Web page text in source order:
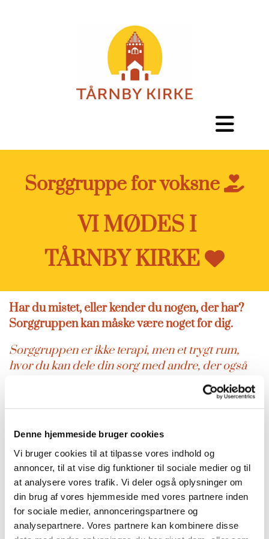
Denne hjemmeside bruger cookies
Vi bruger cookies til at tilpasse vores indhold og
annoncer, til at vise dig funktioner til sociale medier og til
at analysere vores trafik. Vi deler også oplysninger om
din brug af vores hjemmeside med vores partnere inden
for sociale medier, annonceringspartnere og
analysepartnere. Vores partnere kan kombinere disse
Sorggruppe for voksne 
VI MØDES I
TÅRNBY KIRKE 
Har du mistet, eller kender du nogen, der har?
Sorggruppen kan måske være noget for dig.
Sorggruppen er ikke terapi, men et trygt rum,
hvor du kan dele din sorg med andre, der også
har mistet. Ingen sorg er ens - ligesom ingen
mennesker er ens - men det kan være en hjælp at
tale med nogen, der forstår. Sorgen forsvinder
ikke, men den kan blive lettere at bære, når man
deler den. En sorggruppe er et fællesskab, der
kan give håb og livsmod i en svær tid.
Sorggruppe forår/sommer 2026
Sognepræst Susanne Steensgaard begynder den
30. marts fra kl- 10-12.